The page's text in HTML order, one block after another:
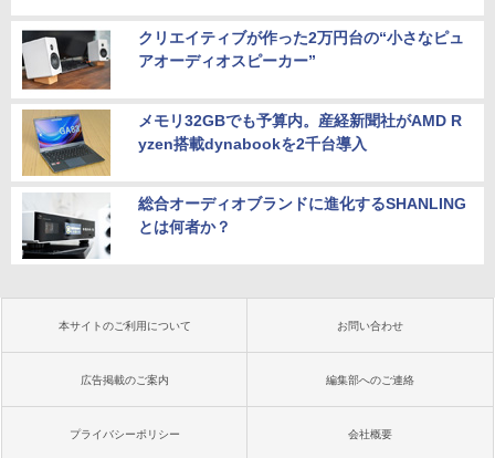
クリエイティブが作った2万円台の“小さなピュ
アオーディオスピーカー”
メモリ32GBでも予算内。産経新聞社がAMD R
yzen搭載dynabookを2千台導入
総合オーディオブランドに進化するSHANLING
とは何者か？
本サイトのご利用について お問い合わせ
広告掲載のご案内 編集部へのご連絡
プライバシーポリシー 会社概要